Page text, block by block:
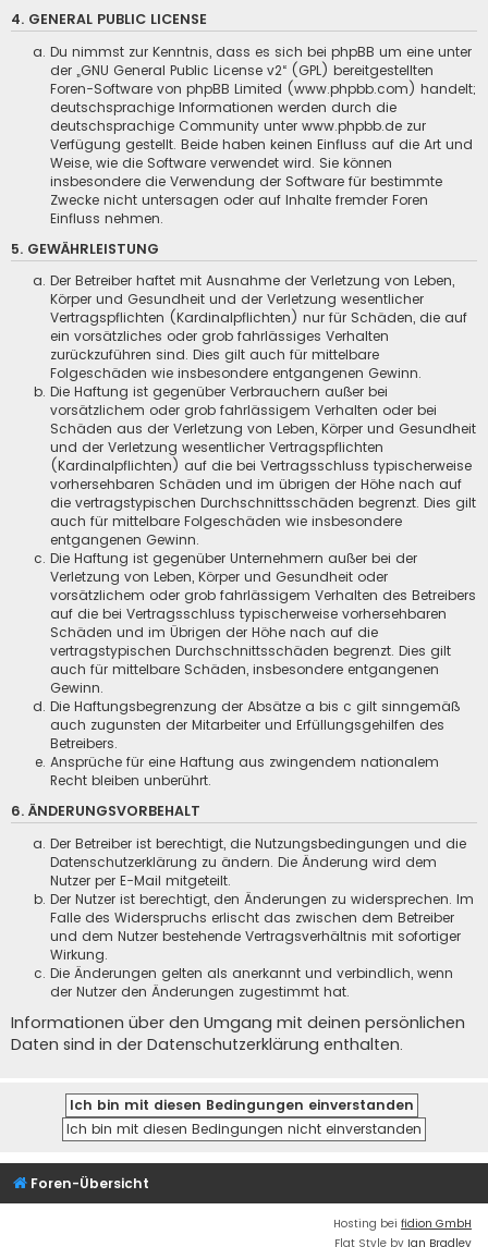
4. GENERAL PUBLIC LICENSE
Du nimmst zur Kenntnis, dass es sich bei phpBB um eine unter
der „GNU General Public License v2“ (GPL) bereitgestellten
Foren-Software von phpBB Limited (www.phpbb.com) handelt;
deutschsprachige Informationen werden durch die
deutschsprachige Community unter www.phpbb.de zur
Verfügung gestellt. Beide haben keinen Einfluss auf die Art und
Weise, wie die Software verwendet wird. Sie können
insbesondere die Verwendung der Software für bestimmte
Zwecke nicht untersagen oder auf Inhalte fremder Foren
Einfluss nehmen.
5. GEWÄHRLEISTUNG
Der Betreiber haftet mit Ausnahme der Verletzung von Leben,
Körper und Gesundheit und der Verletzung wesentlicher
Vertragspflichten (Kardinalpflichten) nur für Schäden, die auf
ein vorsätzliches oder grob fahrlässiges Verhalten
zurückzuführen sind. Dies gilt auch für mittelbare
Folgeschäden wie insbesondere entgangenen Gewinn.
Die Haftung ist gegenüber Verbrauchern außer bei
vorsätzlichem oder grob fahrlässigem Verhalten oder bei
Schäden aus der Verletzung von Leben, Körper und Gesundheit
und der Verletzung wesentlicher Vertragspflichten
(Kardinalpflichten) auf die bei Vertragsschluss typischerweise
vorhersehbaren Schäden und im übrigen der Höhe nach auf
die vertragstypischen Durchschnittsschäden begrenzt. Dies gilt
auch für mittelbare Folgeschäden wie insbesondere
entgangenen Gewinn.
Die Haftung ist gegenüber Unternehmern außer bei der
Verletzung von Leben, Körper und Gesundheit oder
vorsätzlichem oder grob fahrlässigem Verhalten des Betreibers
auf die bei Vertragsschluss typischerweise vorhersehbaren
Schäden und im Übrigen der Höhe nach auf die
vertragstypischen Durchschnittsschäden begrenzt. Dies gilt
auch für mittelbare Schäden, insbesondere entgangenen
Gewinn.
Die Haftungsbegrenzung der Absätze a bis c gilt sinngemäß
auch zugunsten der Mitarbeiter und Erfüllungsgehilfen des
Betreibers.
Ansprüche für eine Haftung aus zwingendem nationalem
Recht bleiben unberührt.
6. ÄNDERUNGSVORBEHALT
Der Betreiber ist berechtigt, die Nutzungsbedingungen und die
Datenschutzerklärung zu ändern. Die Änderung wird dem
Nutzer per E-Mail mitgeteilt.
Der Nutzer ist berechtigt, den Änderungen zu widersprechen. Im
Falle des Widerspruchs erlischt das zwischen dem Betreiber
und dem Nutzer bestehende Vertragsverhältnis mit sofortiger
Wirkung.
Die Änderungen gelten als anerkannt und verbindlich, wenn
der Nutzer den Änderungen zugestimmt hat.
Informationen über den Umgang mit deinen persönlichen
Daten sind in der Datenschutzerklärung enthalten.
Foren-Übersicht
Hosting bei fidion GmbH
Flat Style by Ian Bradley